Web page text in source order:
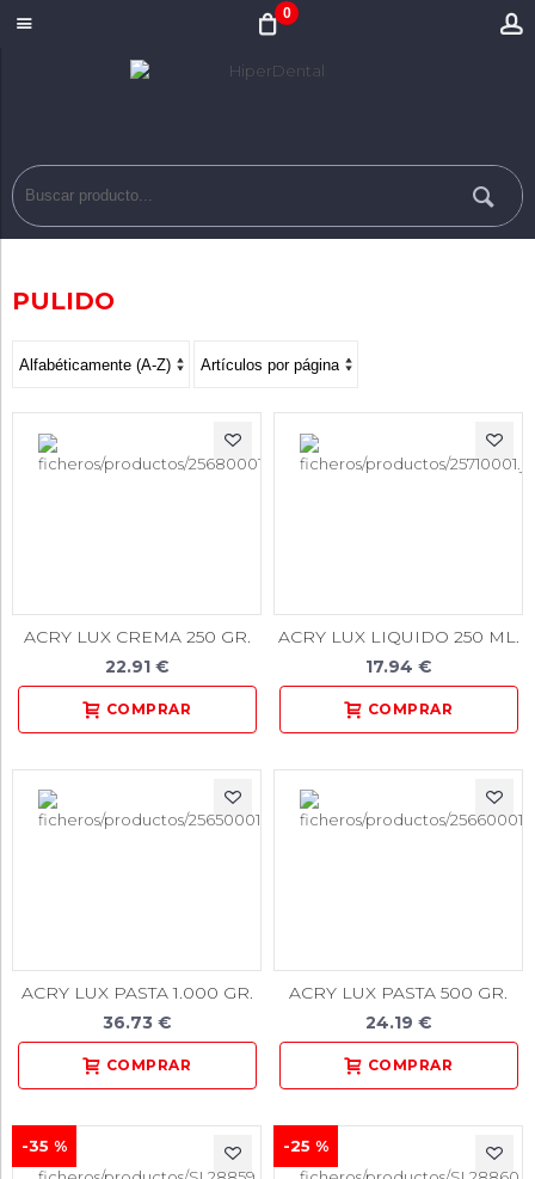
0
PULIDO
ACRY LUX CREMA 250 GR.
22.91 €
ACRY LUX LIQUIDO 250 ML.
17.94 €
ACRY LUX PASTA 1.000 GR.
36.73 €
ACRY LUX PASTA 500 GR.
24.19 €
-35 % -25 %